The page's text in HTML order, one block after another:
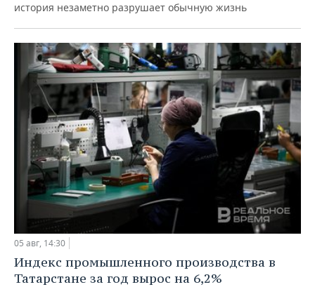
история незаметно разрушает обычную жизнь
05 авг, 14:30
Индекс промышленного производства в
Татарстане за год вырос на 6,2%